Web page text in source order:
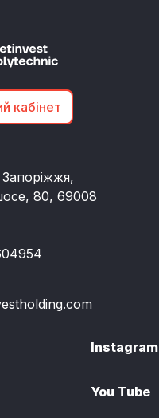
кабінет
80, 69008
Instagram
You Tube